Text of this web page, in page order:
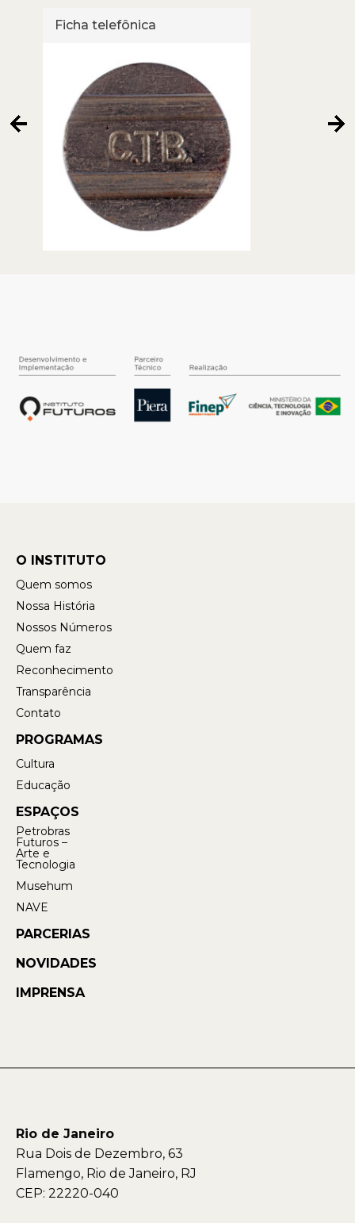
Ficha telefônica
O INSTITUTO
Quem somos
Nossa História
Nossos Números
Quem faz
Reconhecimento
Transparência
Contato
PROGRAMAS
Cultura
Educação
ESPAÇOS
Petrobras
Futuros –
Arte e
Tecnologia
Musehum
NAVE
PARCERIAS
NOVIDADES
IMPRENSA
Rio de Janeiro
Rua Dois de Dezembro, 63
Flamengo, Rio de Janeiro, RJ
CEP: 22220-040